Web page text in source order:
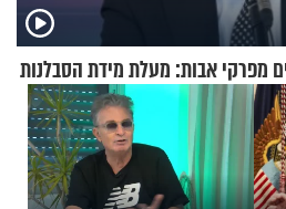
מפרקי אבות: מעלת מידת הסבלנות